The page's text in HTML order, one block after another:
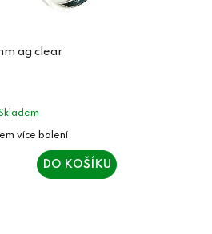
ag clear
DO KOŠÍKU